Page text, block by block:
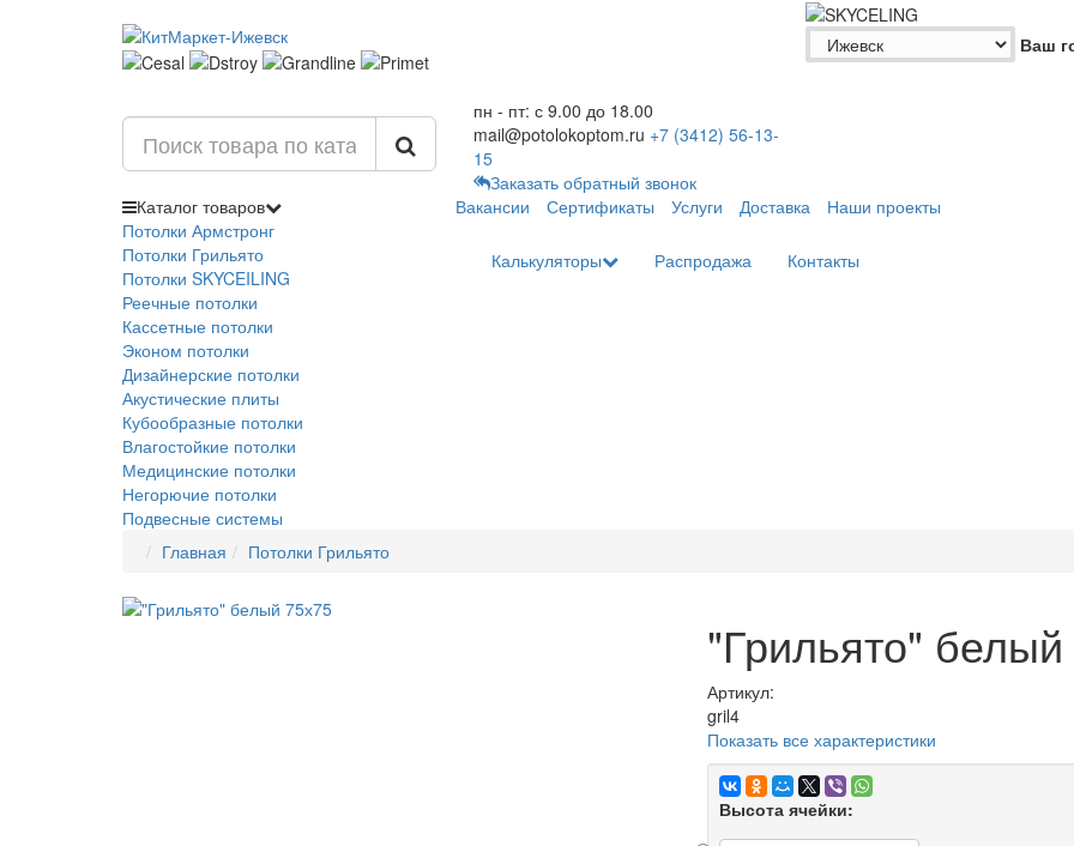
Ваш
пн - пт: с 9.00 до 18.00
mail@potolokoptom.ru +7 (3412) 56-13-
15
Заказать обратный звонок
Каталог товаров
Потолки Армстронг
Потолки Грильято
Потолки SKYCEILING
Реечные потолки
Кассетные потолки
Эконом потолки
Дизайнерские потолки
Акустические плиты
Кубообразные потолки
Влагостойкие потолки
Медицинские потолки
Негорючие потолки
Подвесные системы
Вакансии Сертификаты Услуги Доставка Наши проекты
Калькуляторы Распродажа Контакты
Главная Потолки Грильято
"Грильято"
Артикул:
gril4
Показать все характеристики
Высота ячейки: